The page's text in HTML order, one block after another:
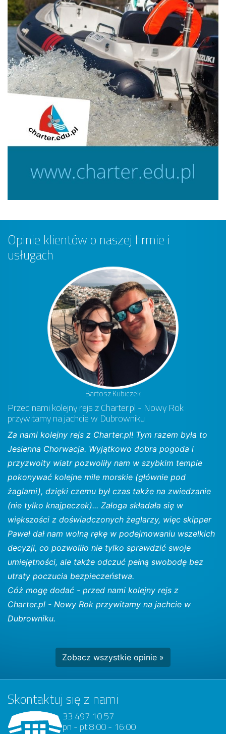
Opinie klientów o naszej firmie i
usługach
Bartosz Kubiczek
Przed nami kolejny rejs z Charter.pl - Nowy Rok
przywitamy na jachcie w Dubrowniku
Za nami kolejny rejs z Charter.pl! Tym razem była to
Jesienna Chorwacja. Wyjątkowo dobra pogoda i
przyzwoity wiatr pozwoliły nam w szybkim tempie
pokonywać kolejne mile morskie (głównie pod
żaglami), dzięki czemu był czas także na zwiedzanie
(nie tylko knajpeczek)... Załoga składała się w
większości z doświadczonych żeglarzy, więc skipper
Paweł dał nam wolną rękę w podejmowaniu wszelkich
decyzji, co pozwoliło nie tylko sprawdzić swoje
umiejętności, ale także odczuć pełną swobodę bez
utraty poczucia bezpieczeństwa.
Cóż mogę dodać - przed nami kolejny rejs z
Charter.pl - Nowy Rok przywitamy na jachcie w
Dubrowniku.
Zobacz wszystkie opinie »
Skontaktuj się z nami
33 497 10 57
pn - pt 8:00 - 16:00